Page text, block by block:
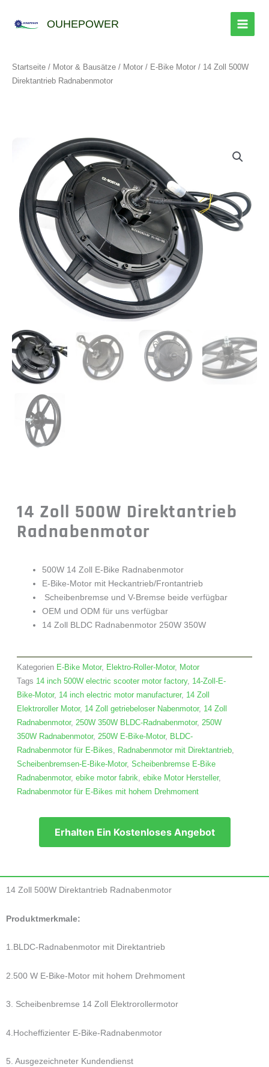
Inhalt
OUHEPOWER
Startseite / Motor & Bausätze / Motor / E-Bike Motor / 14 Zoll 500W
Direktantrieb Radnabenmotor
14 Zoll 500W Direktantrieb
Radnabenmotor
500W 14 Zoll E-Bike Radnabenmotor
E-Bike-Motor mit Heckantrieb/Frontantrieb
Scheibenbremse und V-Bremse beide verfügbar
OEM und ODM für uns verfügbar
14 Zoll BLDC Radnabenmotor 250W 350W
Kategorien E-Bike Motor, Elektro-Roller-Motor, Motor
Tags 14 inch 500W electric scooter motor factory, 14-Zoll-E-
Bike-Motor, 14 inch electric motor manufacturer, 14 Zoll
Elektroroller Motor, 14 Zoll getriebeloser Nabenmotor, 14 Zoll
Radnabenmotor, 250W 350W BLDC-Radnabenmotor, 250W
350W Radnabenmotor, 250W E-Bike-Motor, BLDC-
Radnabenmotor für E-Bikes, Radnabenmotor mit Direktantrieb,
Scheibenbremsen-E-Bike-Motor, Scheibenbremse E-Bike
Radnabenmotor, ebike motor fabrik, ebike Motor Hersteller,
Radnabenmotor für E-Bikes mit hohem Drehmoment
Erhalten Ein Kostenloses Angebot
14 Zoll 500W Direktantrieb Radnabenmotor
Produktmerkmale:
1.BLDC-Radnabenmotor mit Direktantrieb
2.500 W E-Bike-Motor mit hohem Drehmoment
3. Scheibenbremse 14 Zoll Elektrorollermotor
4.Hocheffizienter E-Bike-Radnabenmotor
5. Ausgezeichneter Kundendienst